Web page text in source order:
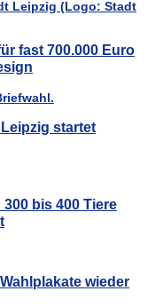
fast 700.000 Euro
startet
bis 400 Tiere
wieder